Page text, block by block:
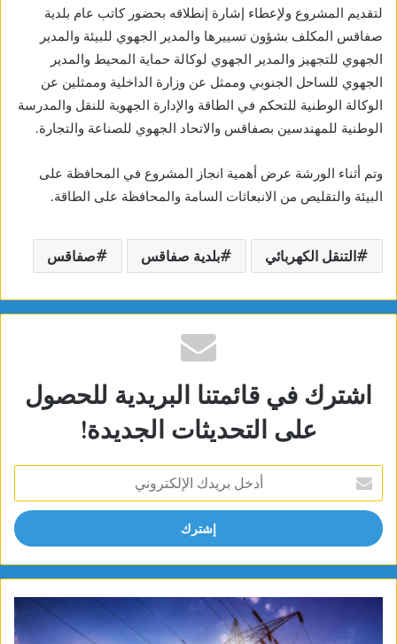
لتقديم المشروع ولإعطاء إشارة إنطلاقه بحضور كاتب عام بلدية
صفاقس المكلف بشؤون تسييرها والمدير الجهوي للبيئة والمدير
الجهوي للتجهيز والمدير الجهوي لوكالة حماية المحيط والمدير
الجهوي للساحل الجنوبي وممثل عن وزارة الداخلية وممثلين عن
الوكالة الوطنية للتحكم في الطاقة والإدارة الجهوية للنقل والمدرسة
الوطنية للمهندسين بصفاقس والاتحاد الجهوي للصناعة والتجارة.
وتم أثناء الورشة عرض أهمية انجاز المشروع في المحافظة على
البيئة والتقليص من الانبعاثات السامة والمحافظة على الطاقة.
التنقل الكهربائي بلدية صفاقس صفاقس
اشترك في قائمتنا البريدية للحصول
على التحديثات الجديدة!
بريدك
الإلكتروني